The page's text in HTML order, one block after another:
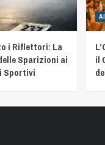
i Riflettori: La
Sparizioni ai
Sportivi
il